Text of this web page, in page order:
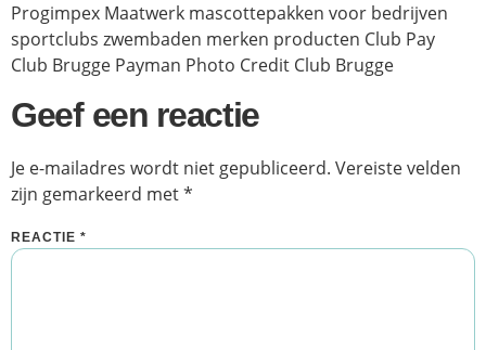
Progimpex Maatwerk mascottepakken voor bedrijven
sportclubs zwembaden merken producten Club Pay
Club Brugge Payman Photo Credit Club Brugge
Geef een reactie
Je e-mailadres wordt niet gepubliceerd. Vereiste velden
zijn gemarkeerd met*
REACTIE *